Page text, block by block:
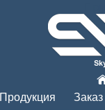
Продукция Заказ